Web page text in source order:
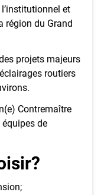
et
région du Grand
projets majeurs
routiers
Contremaître
de